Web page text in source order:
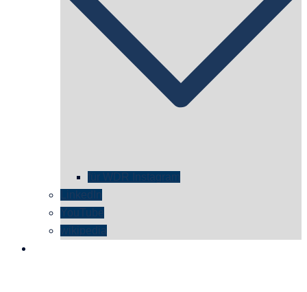
für WDR Instagram
LinkedIn
YouTube
wikipedia